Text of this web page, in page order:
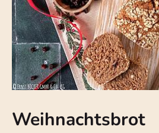
Weihnachtsbrot